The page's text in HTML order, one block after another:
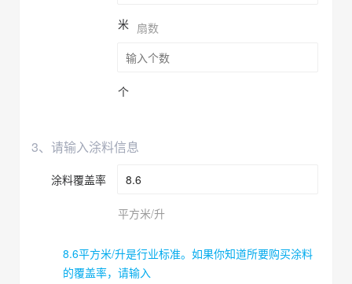
米 扇数
个
3、请输入涂料信息
涂料覆盖率
平方米/升
8.6平方米/升是行业标准。如果你知道所要购买涂料
的覆盖率，请输入